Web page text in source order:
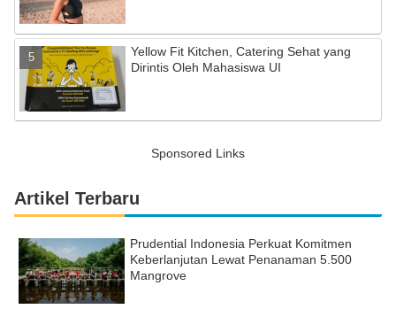
Yellow Fit Kitchen, Catering Sehat yang
Dirintis Oleh Mahasiswa UI
Sponsored Links
Artikel Terbaru
Prudential Indonesia Perkuat Komitmen
Keberlanjutan Lewat Penanaman 5.500
Mangrove